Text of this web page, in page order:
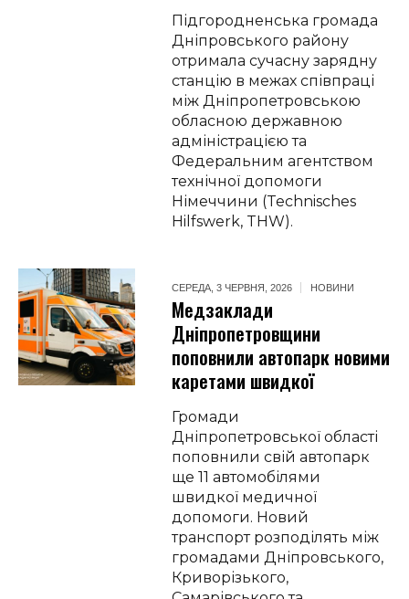
Підгородненська громада
Дніпровського району
отримала сучасну зарядну
станцію в межах співпраці
між Дніпропетровською
обласною державною
адміністрацією та
Федеральним агентством
технічної допомоги
Німеччини (Technisches
Hilfswerk, THW).
СЕРЕДА, 3 ЧЕРВНЯ, 2026 НОВИНИ
Медзаклади
Дніпропетровщини
поповнили автопарк новими
каретами швидкої
Громади
Дніпропетровської області
поповнили свій автопарк
ще 11 автомобілями
швидкої медичної
допомоги. Новий
транспорт розподілять між
громадами Дніпровського,
Криворізького,